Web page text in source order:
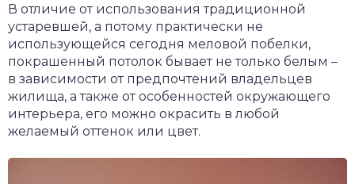
В отличие от использования традиционной
устаревшей, а потому практически не
использующейся сегодня меловой побелки,
покрашенный потолок бывает не только белым –
в зависимости от предпочтений владельцев
жилища, а также от особенностей окружающего
интерьера, его можно окрасить в любой
желаемый оттенок или цвет.